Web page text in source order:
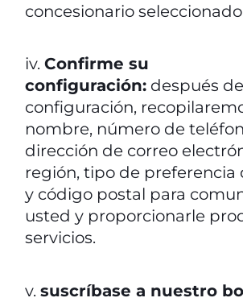
concesionario
iv.Confirme su
configuración: después
configuración,
nombre, número de
dirección de correo
región, tipo de preferencia
y código postal para
usted y proporcionarle
servicios.
v.suscríbase a nuestro